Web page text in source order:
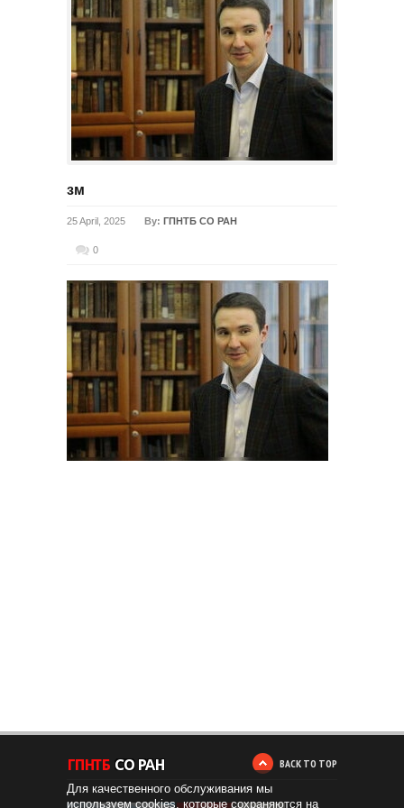
зм
25 April, 2025 By: ГПНТБ СО РАН
0
BACK TO TOP
Для качественного обслуживания мы
используем cookies, которые сохраняются на